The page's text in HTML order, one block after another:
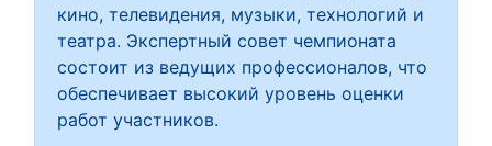
кино, телевидения, музыки, технологий и
театра. Экспертный совет чемпионата
состоит из ведущих профессионалов, что
обеспечивает высокий уровень оценки
работ участников.